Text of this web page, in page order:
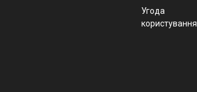
Угода
користування